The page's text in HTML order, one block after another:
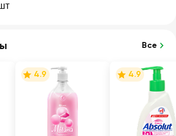
Все
4.9 4.9